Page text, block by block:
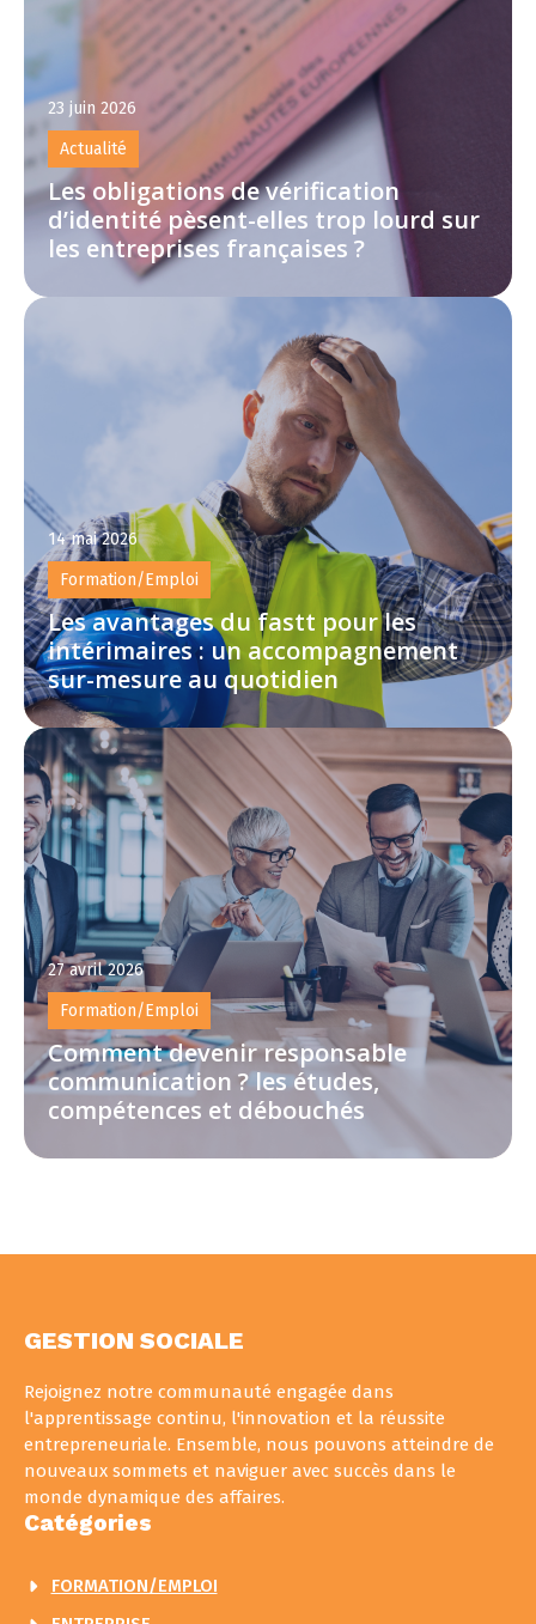
23 juin 2026
Actualité
Les obligations de vérification
d’identité pèsent-elles trop lourd sur
les entreprises françaises ?
14 mai 2026
Formation/Emploi
Les avantages du fastt pour les
intérimaires : un accompagnement
sur-mesure au quotidien
27 avril 2026
Formation/Emploi
Comment devenir responsable
communication ? les études,
compétences et débouchés
GESTION SOCIALE
Rejoignez notre communauté engagée dans
l'apprentissage continu, l'innovation et la réussite
entrepreneuriale. Ensemble, nous pouvons atteindre de
nouveaux sommets et naviguer avec succès dans le
monde dynamique des affaires.
Catégories
FORMATION/EMPLOI